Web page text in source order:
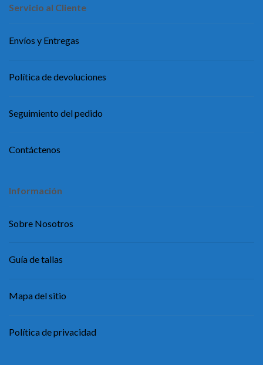
Servicio al Cliente
Envíos y Entregas
Política de devoluciones
Seguimiento del pedido
Contáctenos
Información
Sobre Nosotros
Guía de tallas
Mapa del sitio
Política de privacidad